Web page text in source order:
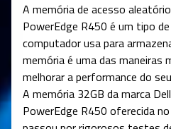
A memória de acesso
PowerEdge R450 é um tipo
computador usa para
memória é uma das maneiras
melhorar a performance do
A memória 32GB da marca
PowerEdge R450 oferecida